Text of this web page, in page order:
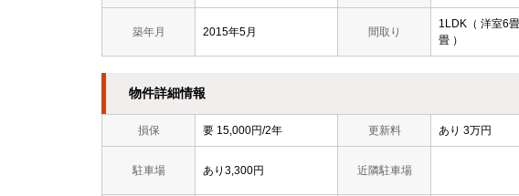
築年月 2015年5月 間取り
1LDK（ 洋室6
畳 ）
物件詳細情報
損保 要 15,000円/2年 更新料 あり 3万円
駐車場 あり3,300円 近隣駐車場